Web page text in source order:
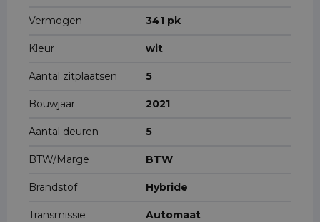
Vermogen 341 pk
Kleur wit
Aantal zitplaatsen 5
Bouwjaar 2021
Aantal deuren 5
BTW/Marge BTW
Brandstof Hybride
Transmissie Automaat